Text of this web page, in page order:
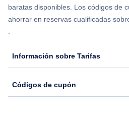
Flights from Nueva York to Seúl
baratas disponibles. Los códigos de
ahorrar en reservas cualificadas
.
Información sobre Tarifas
Códigos de cupón